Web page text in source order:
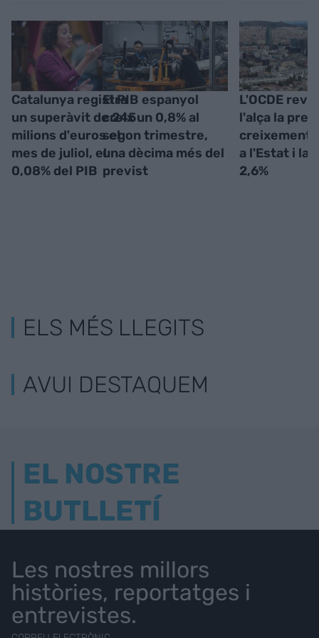
Catalunya registra
un superàvit de 245
milions d'euros el
mes de juliol, el
0,08% del PIB
El PIB espanyol
creix un 0,8% al
segon trimestre,
una dècima més del
previst
L'OCDE
l'alça la
creixement
a l'Estat i la
2,6%
ELS MÉS LLEGITS
AVUI DESTAQUEM
EL NOSTRE
BUTLLETÍ
Les nostres millors
històries, reportatges i
entrevistes.